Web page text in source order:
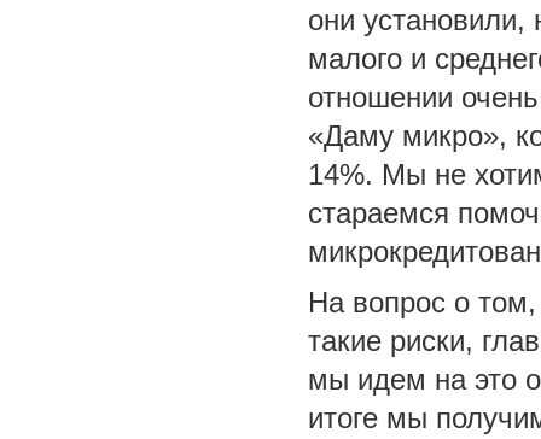
они
малого и
отношении
«Даму микро»,
14%. Мы не
стараемся
На вопрос о
такие риски,
мы идем на это
итоге мы